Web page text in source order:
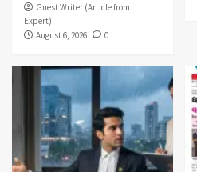
Guest Writer (Article from
Expert)
August 6, 2026
0